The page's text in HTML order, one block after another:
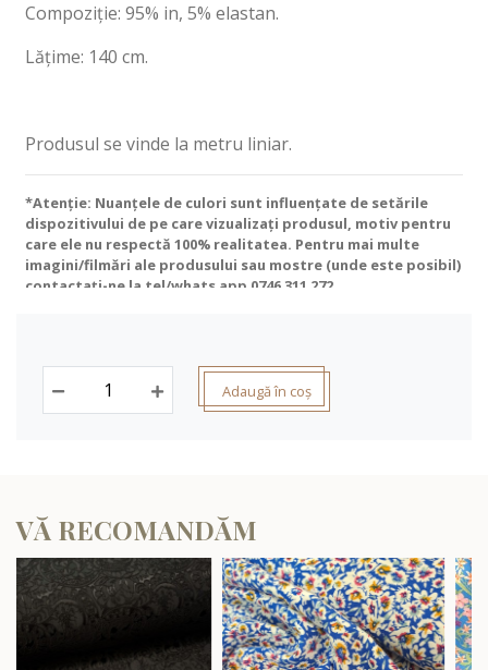
Compoziție: 95% in, 5% elastan.
Lățime: 140 cm.
Produsul se vinde la metru liniar.
*Atenție: Nuanțele de culori sunt influențate de setările
dispozitivului de pe care vizualizați produsul, motiv pentru
care ele nu respectă 100% realitatea. Pentru mai multe
imagini/filmări ale produsului sau mostre (unde este posibil)
contactați-ne la tel/whats app 0746 311 272
Adaugă în coș
VĂ RECOMANDĂM